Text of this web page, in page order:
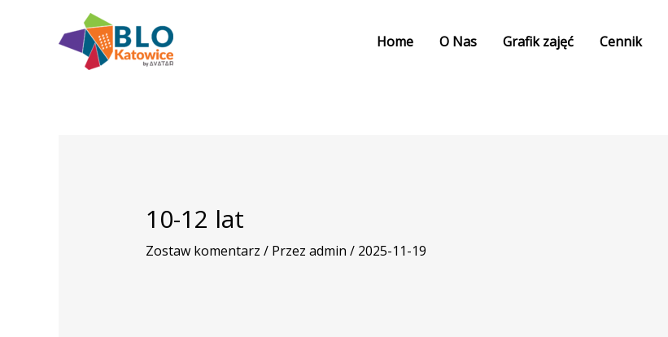
Home O Nas Grafik zajęć Cennik
10-12 lat
Zostaw komentarz / Przez admin / 2025-11-19